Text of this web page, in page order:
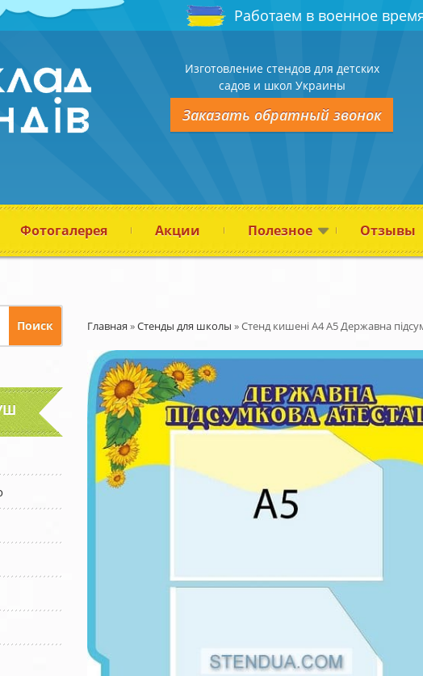
Работаем в военное
Изготовление стендов для детских
садов и школ Украины
Заказать обратный звонок
Фотогалерея Акции Полезное Отзывы
Главная »Стенды для школы »Стенд кишені А4 А5 Державна